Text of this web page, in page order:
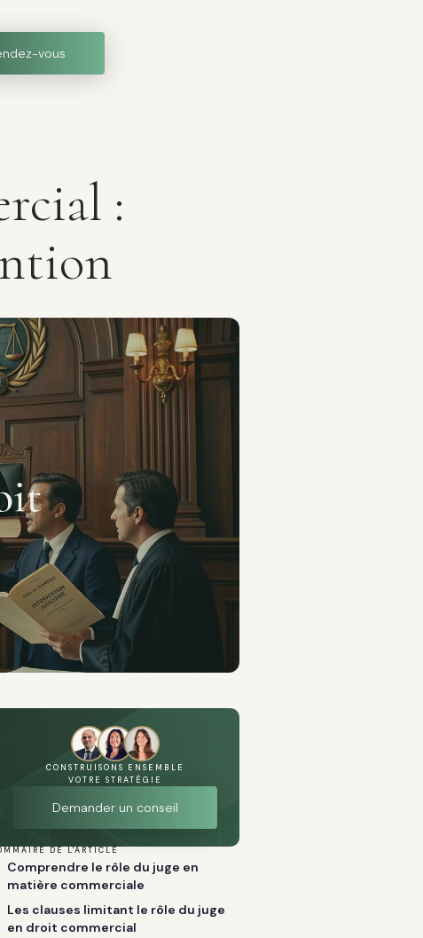
vous
:
CONSTRUISONS ENSEMBLE
VOTRE STRATÉGIE
Demander un conseil
DE L'ARTICLE
Comprendre le rôle du juge en
matière commerciale
Les clauses limitant le rôle du juge
en droit commercial